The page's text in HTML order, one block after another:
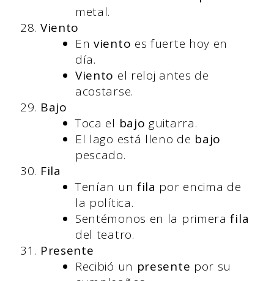
metal.
Viento
Enviento es fuerte hoy en
día.
Viento el reloj antes de
acostarse.
Bajo
Toca el bajo guitarra.
El lago está lleno de bajo
pescado.
Fila
Tenían un fila por encima de
la política.
Sentémonos en la primerafila
del teatro.
Presente
Recibió un presente por su